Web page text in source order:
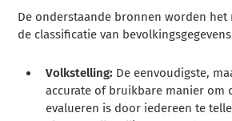
De onderstaande bronnen worden
de classificatie van
Volkstelling: De eenvoudigste,
accurate of bruikbare manier om
evalueren is door iedereen te